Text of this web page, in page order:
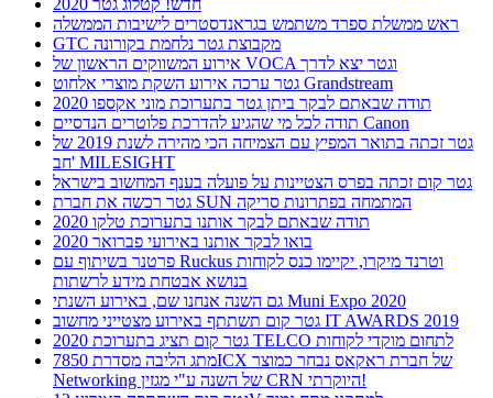
חדש! קטלוג גטר 2020
ראש ממשלת ספרד משתמש בגראנדסטרים לישיבות הממשלה
GTC מקבוצת גטר נלחמת בקורונה
אירוע המשווקים הראשון של VOCA וגטר יצא לדרך
גטר ערכה אירוע השקת מוצרי אלחוט Grandstream
תודה שבאתם לבקר ביתן גטר בתערוכת מוני אקספו 2020
תודה לכל מי שהגיע להדרכת פלוטרים הנדסיים Canon
גטר זכתה בתואר המפיץ עם הצמיחה הכי מהירה לשנת 2019 של
חב' MILESIGHT
גטר קום זכתה בפרס הצטיינות על פועלה בענף המחשוב בישראל
גטר רכשה את חברת SUN המתמחה בפתרונות סריקה
תודה שבאתם לבקר אותנו בתערוכת טלקו 2020
בואו לבקר אותנו באירועי פברואר 2020
פרטנר בשיתוף עם Ruckus וטרנד מיקרו, יקיימו כנס לקוחות
בנושא אבטחת מידע לרשתות
גם השנה אנחנו שם, באירוע השנתי Muni Expo 2020
גטר קום תשתתף באירוע מצטייני מחשוב IT AWARDS 2019
גטר קום תציג בתערוכת 2020 TELCO לתחום מוקדי לקוחות
מתג הליבה מסדרת 7850ICX של חברת ראקאס נבחר כמוצר
Networking של השנה ע"י מגזין CRN היוקרתי!